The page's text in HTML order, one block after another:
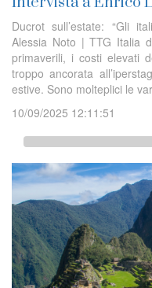
Ducrot sull’estate: “Gli
Alessia Noto | TTG Italia
primaverili, i costi elevati
troppo ancorata
estive. Sono molteplici le
10/09/2025 12:11:51